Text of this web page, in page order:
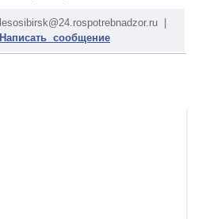
lesosibirsk@24.rospotrebnadzor.ru |
Написать сообщение